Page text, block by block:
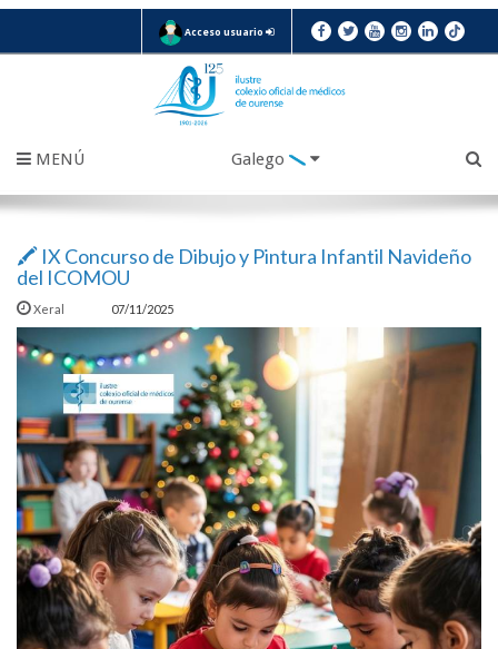
Acceso usuario
MENÚ Galego
🖍️ IX Concurso de Dibujo y Pintura Infantil Navideño
del ICOMOU
Xeral 07/11/2025